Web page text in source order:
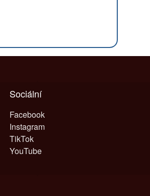
Sociální
Facebook
Instagram
TikTok
YouTube